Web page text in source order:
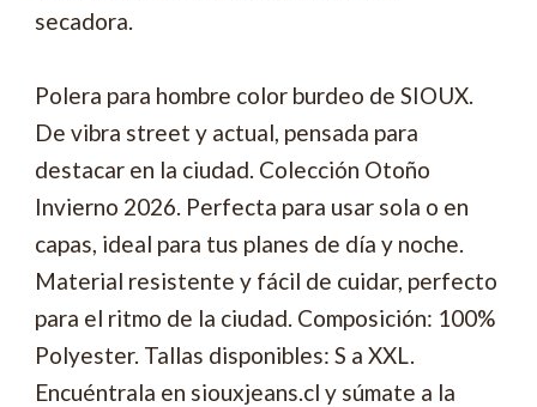
secadora.
Polera para hombre color burdeo de SIOUX.
De vibra street y actual, pensada para
destacar en la ciudad. Colección Otoño
Invierno 2026. Perfecta para usar sola o en
capas, ideal para tus planes de día y noche.
Material resistente y fácil de cuidar, perfecto
para el ritmo de la ciudad. Composición: 100%
Polyester. Tallas disponibles: S a XXL.
Encuéntrala en siouxjeans.cl y súmate a la